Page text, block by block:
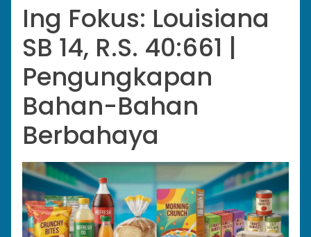
Ing Fokus: Louisiana
SB 14, R.S. 40:661 |
Pengungkapan
Bahan-Bahan
Berbahaya